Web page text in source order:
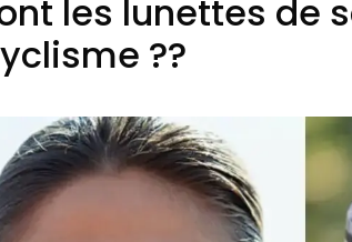
les lunettes de
??